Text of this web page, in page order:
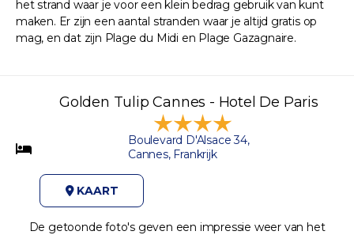
het strand waar je voor een klein bedrag gebruik van kunt
maken. Er zijn een aantal stranden waar je altijd gratis op
mag, en dat zijn Plage du Midi en Plage Gazagnaire.
Golden Tulip Cannes - Hotel De Paris
Boulevard D'Alsace 34,
Cannes, Frankrijk
KAART
De getoonde foto's geven een impressie weer van het